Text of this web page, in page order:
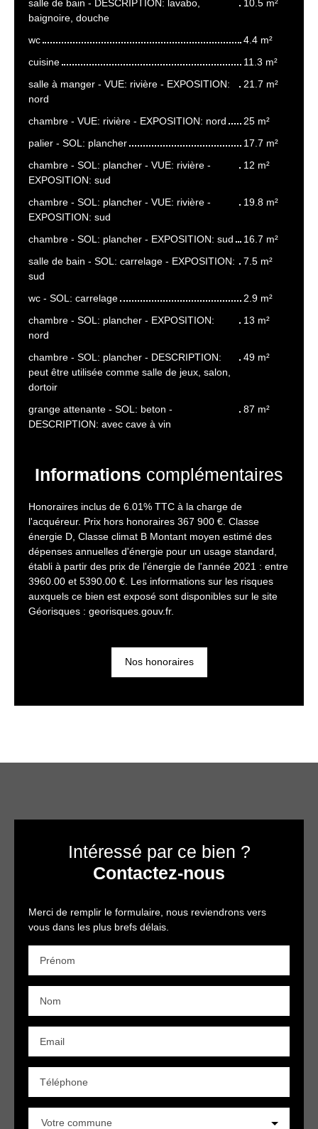
salle de bain - DESCRIPTION: lavabo,
baignoire, douche
10.5 m²
wc
4.4 m²
cuisine
11.3 m²
salle à manger - VUE: rivière - EXPOSITION:
nord
21.7 m²
chambre - VUE: rivière - EXPOSITION: nord
25 m²
palier - SOL: plancher
17.7 m²
chambre - SOL: plancher - VUE: rivière -
EXPOSITION: sud
12 m²
chambre - SOL: plancher - VUE: rivière -
EXPOSITION: sud
19.8 m²
chambre - SOL: plancher - EXPOSITION: sud
16.7 m²
salle de bain - SOL: carrelage - EXPOSITION:
sud
7.5 m²
wc - SOL: carrelage
2.9 m²
chambre - SOL: plancher - EXPOSITION:
nord
13 m²
chambre - SOL: plancher - DESCRIPTION:
peut être utilisée comme salle de jeux, salon,
dortoir
49 m²
grange attenante - SOL: beton -
DESCRIPTION: avec cave à vin
87 m²
Informations complémentaires
Honoraires inclus de 6.01% TTC à la charge de
l'acquéreur. Prix hors honoraires 367 900 €. Classe
énergie D, Classe climat B Montant moyen estimé des
dépenses annuelles d'énergie pour un usage standard,
établi à partir des prix de l'énergie de l'année 2021 : entre
3960.00 et 5390.00 €. Les informations sur les risques
auxquels ce bien est exposé sont disponibles sur le site
Géorisques : georisques.gouv.fr.
Nos honoraires
Intéressé par ce bien ?
Contactez-nous
Merci de remplir le formulaire, nous reviendrons vers
vous dans les plus brefs délais.
Prénom
Nom
Email
Téléphone
Votre commune